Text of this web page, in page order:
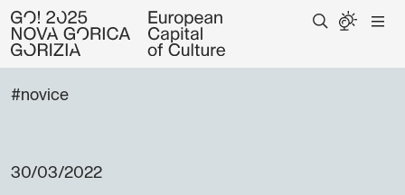
#novice
30/03/2022